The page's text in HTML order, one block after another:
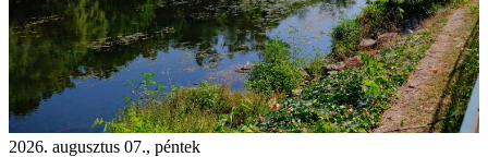
2026. augusztus 07., péntek